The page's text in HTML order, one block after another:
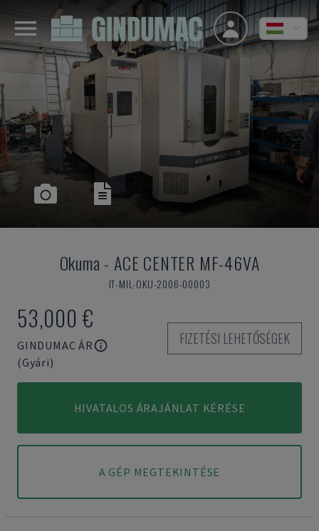
Okuma - ACE CENTER MF-46VA
IT-MIL-OKU-2006-00003
53,000 €
GINDUMAC ÁR
(Gyári)
FIZETÉSI LEHETŐSÉGEK
HIVATALOS ÁRAJÁNLAT KÉRÉSE
A GÉP MEGTEKINTÉSE